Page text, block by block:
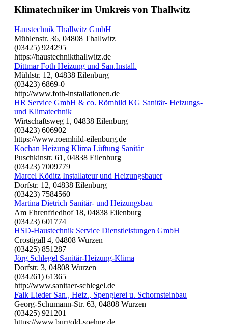
Klimatechniker im Umkreis von Thallwitz
Haustechnik Thallwitz GmbH
Mühlenstr. 36, 04808 Thallwitz
(03425) 924295
https://haustechnikthallwitz.de
Dittmar Foth Heizung und San.Install.
Mühlstr. 12, 04838 Eilenburg
(03423) 6869-0
http://www.foth-installationen.de
HR Service GmbH & co. Römhild KG Sanitär- Heizungs-
und Klimatechnik
Wirtschaftsweg 1, 04838 Eilenburg
(03423) 606902
https://www.roemhild-eilenburg.de
Kochan Heizung Klima Lüftung Sanitär
Puschkinstr. 61, 04838 Eilenburg
(03423) 7009779
Marcel Köditz Installateur und Heizungsbauer
Dorfstr. 12, 04838 Eilenburg
(03423) 7584560
Martina Dietrich Sanitär- und Heizungsbau
Am Ehrenfriedhof 18, 04838 Eilenburg
(03423) 601774
HSD-Haustechnik Service Dienstleistungen GmbH
Crostigall 4, 04808 Wurzen
(03425) 851287
Jörg Schlegel Sanitär-Heizung-Klima
Dorfstr. 3, 04808 Wurzen
(034261) 61365
http://www.sanitaer-schlegel.de
Falk Lieder San., Heiz., Spenglerei u. Schornsteinbau
Georg-Schumann-Str. 63, 04808 Wurzen
(03425) 921201
https://www.burgold-soehne.de